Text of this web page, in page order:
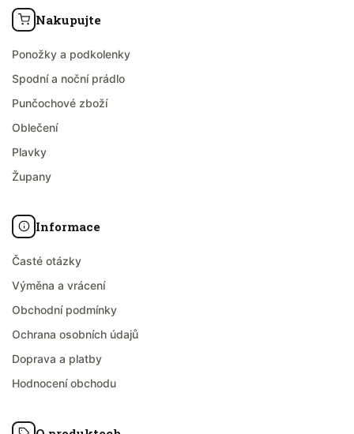
Nakupujte
Ponožky a podkolenky
Spodní a noční prádlo
Punčochové zboží
Oblečení
Plavky
Župany
Informace
Časté otázky
Výměna a vrácení
Obchodní podmínky
Ochrana osobních údajů
Doprava a platby
Hodnocení obchodu